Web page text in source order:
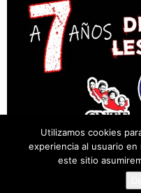
© Desarrollado por
Utilizamos cookies
experiencia al usuario
este sitio